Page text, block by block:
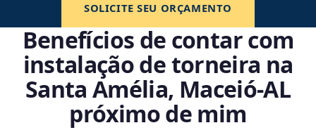
SOLICITE SEU ORÇAMENTO
Benefícios de contar com
instalação de torneira na
Santa Amélia, Maceió‑AL
próximo de mim